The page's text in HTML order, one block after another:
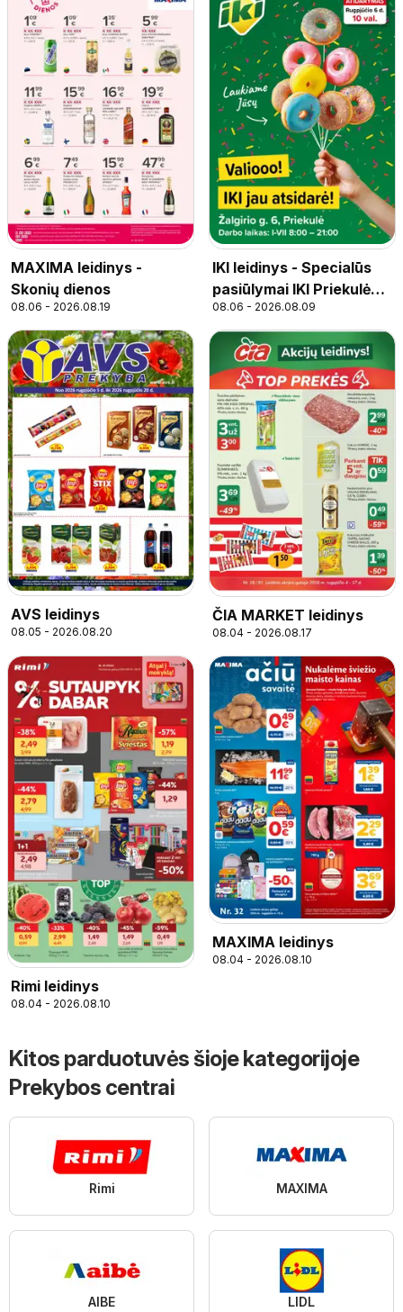
MAXIMA leidinys -
Skonių dienos
08.06 - 2026.08.19
IKI leidinys - Specialūs
pasiūlymai IKI Priekulė
parduotuvės klientams
08.06 - 2026.08.09
AVS leidinys
08.05 - 2026.08.20
ČIA MARKET leidinys
08.04 - 2026.08.17
Rimi leidinys
08.04 - 2026.08.10
MAXIMA leidinys
08.04 - 2026.08.10
Kitos parduotuvės šioje kategorijoje
Prekybos centrai
Rimi MAXIMA
AIBE LIDL